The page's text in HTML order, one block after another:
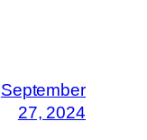
September
27, 2024